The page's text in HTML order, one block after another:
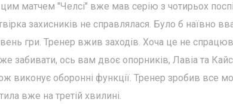
матчем "Челсі" вже мав серію з чотирьох
захисників не справлялася. Було б наївно
гри. Тренер вжив заходів. Хоча це не
забивати, ось вам двоє опорників, Лавіа та
виконує оборонні функції. Тренер зробив все
вже на третій хвилині.